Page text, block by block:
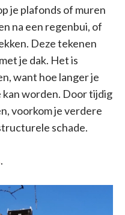
je plafonds of muren
na een regenbui, of
Deze tekenen
je dak. Het is
want hoe langer je
worden. Door tijdig
voorkom je verdere
schade.
.